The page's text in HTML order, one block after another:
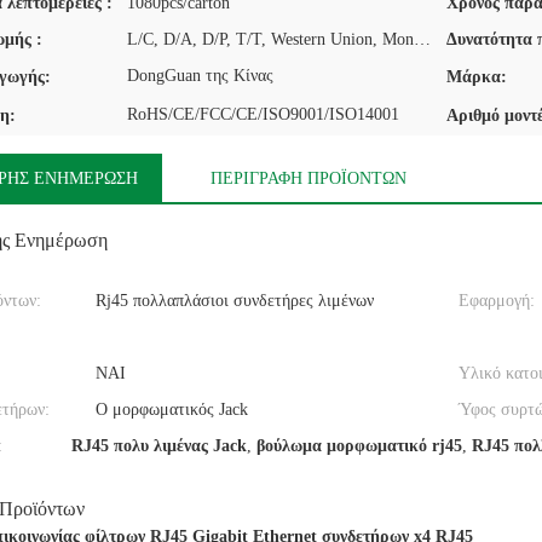
:
L/C, D/A, D/P, T/T, Western Union, MoneyGram Δυνατότητα
DongGuan της Κίνας Μάρκα:
RoHS/CE/FCC/CE/ISO9001/ISO14001 Αριθμό
ΕΝΗΜΈΡΩΣΗ ΠΕΡΙΓΡΑΦΉ ΠΡΟΪΌΝΤΩΝ
Ενημέρωση
Rj45 πολλαπλάσιοι συνδετήρες λιμένων Εφαρμογή:
ΝΑΙ
Υλικό
Ο μορφωματικός Jack
Ύφος
RJ45 πολυ λιμένας Jack, βούλωμα μορφωματικό rj45, RJ45
φίλτρων RJ45 Gigabit Ethernet συνδετήρων x4 RJ45